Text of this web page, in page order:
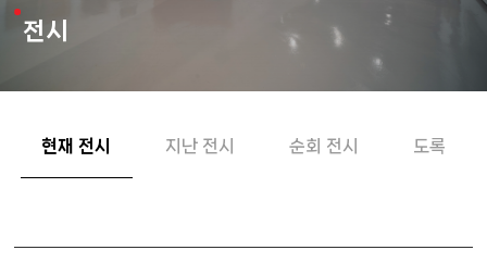
전시
현재 전시 지난 전시 순회 전시 도록